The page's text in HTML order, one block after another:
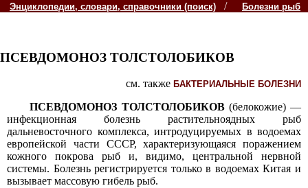
Энциклопедии, словари, справочники (поиск) / Болезни рыб
ПСЕВДОМОНОЗ ТОЛСТОЛОБИКОВ
см. также БАКТЕРИАЛЬНЫЕ БОЛЕЗНИ
ПСЕВДОМОНОЗ ТОЛСТОЛОБИКОВ (белокожие) —
инфекционная болезнь растительноядных рыб
дальневосточного комплекса, интродуцируемых в водоемах
европейской части СССР, характеризующаяся поражением
кожного покрова рыб и, видимо, центральной нервной
системы. Болезнь регистрируется только в водоемах Китая и
вызывает массовую гибель рыб.